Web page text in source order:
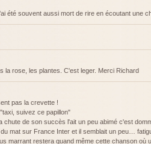
été souvent aussi mort de rire en écoutant une
la rose, les plantes. C'est leger. Merci Richard
pas la crevette !
suivez ce papillon"
chute de son succès l'ait un peu abimé c'est
mat sur France Inter et il semblait un peu…
marrant restera quand même cette chanson où